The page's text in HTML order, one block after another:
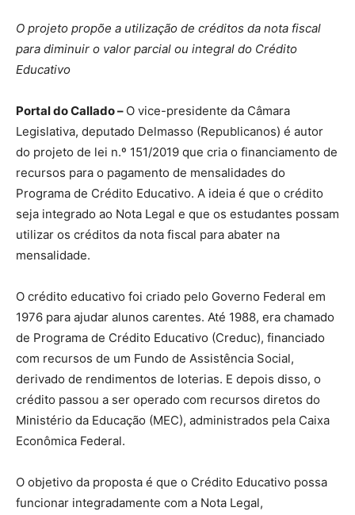
O projeto propõe a utilização de créditos da nota fiscal
para diminuir o valor parcial ou integral do Crédito
Educativo
Portal do Callado – O vice-presidente da Câmara
Legislativa, deputado Delmasso (Republicanos) é autor
do projeto de lei n.º 151/2019 que cria o financiamento de
recursos para o pagamento de mensalidades do
Programa de Crédito Educativo. A ideia é que o crédito
seja integrado ao Nota Legal e que os estudantes possam
utilizar os créditos da nota fiscal para abater na
mensalidade.
O crédito educativo foi criado pelo Governo Federal em
1976 para ajudar alunos carentes. Até 1988, era chamado
de Programa de Crédito Educativo (Creduc), financiado
com recursos de um Fundo de Assistência Social,
derivado de rendimentos de loterias. E depois disso, o
crédito passou a ser operado com recursos diretos do
Ministério da Educação (MEC), administrados pela Caixa
Econômica Federal.
O objetivo da proposta é que o Crédito Educativo possa
funcionar integradamente com a Nota Legal,